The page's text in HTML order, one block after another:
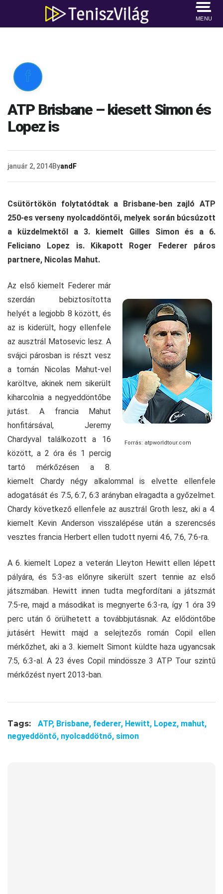
MENU

ATP Brisbane – kiesett Simon és
Lopez is
január 2, 2014ByandF
Csütörtökön folytatódtak a Brisbane-ben zajló ATP
250-es verseny nyolcaddöntői, melyek során búcsúzott
a küzdelmektől a 3. kiemelt Gilles Simon és a 6.
Feliciano Lopez is. Kikapott Roger Federer páros
partnere, Nicolas Mahut.
Forrás: atpworldtour.com
Az első kiemelt Federer már
szerdán bebiztosította
helyét a legjobb 8 között, és
az is kiderült, hogy ellenfele
az ausztrál Matosevic lesz. A
svájci párosban is részt vesz
a tornán Nicolas Mahut-vel
karöltve, akinek nem sikerült
kiharcolnia a negyeddöntőbe
jutást. A francia Mahut
honfitársával, Jeremy
Chardyval találkozott a 16
között, a 2 óra és 1 percig
tartó mérkőzésen a 8.
kiemelt Chardy négy alkalommal is elvette ellenfele
adogatását és 7:5, 6:7, 6:3 arányban elragadta a győzelmet.
Chardy következő ellenfele az ausztrál Groth lesz, aki a 4.
kiemelt Kevin Anderson visszalépése után a szerencsés
vesztes francia Herbert ellen tudott nyerni 4:6, 7:6, 7:6-ra.
A 6. kiemelt Lopez a veterán Lleyton Hewitt ellen lépett
pályára, és 5:3-as előnyre sikerült szert tennie az első
játszmában. Hewitt innen tudta megfordítani a játszmát
7:5-re, majd a másodikat is megnyerte 6:3-ra, így 1 óra 39
perc után ő örülhetett a továbbjutásnak. Az elődöntőbe
jutásért Hewitt majd a selejtezős román Copil ellen
mérkőzhet, aki a 3. kiemelt Simont küldte haza ugyancsak
7:5, 6:3-al. A 23 éves Copil mindössze 3 ATP Tour szintű
mérkőzést nyert 2013-ban.
Tags: ATP, Brisbane, federer, Hewitt, Lopez, mahut,
negyeddöntő, nyolcaddötnő, simon